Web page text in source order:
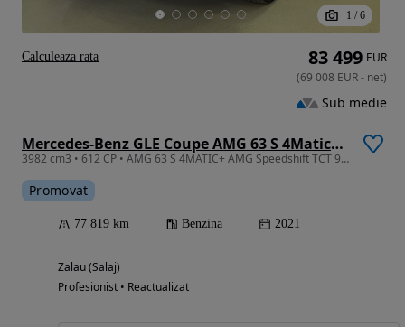
1 / 6
Mercedes-Benz GLE Coupe AMG 63 S 4Matic+ AMG Speedshift TCT 9G AMG Line Premium Plus
3982 cm3 • 612 CP • AMG 63 S 4MATIC+ AMG Speedshift TCT 9G AMG/Posibilitate finantare
Promovat
77 819 km Benzina 2021
Zalau (Salaj)
Profesionist • Reactualizat
83 499 EUR
(69 008 EUR- net)
Sub medie
Calculeaza rata